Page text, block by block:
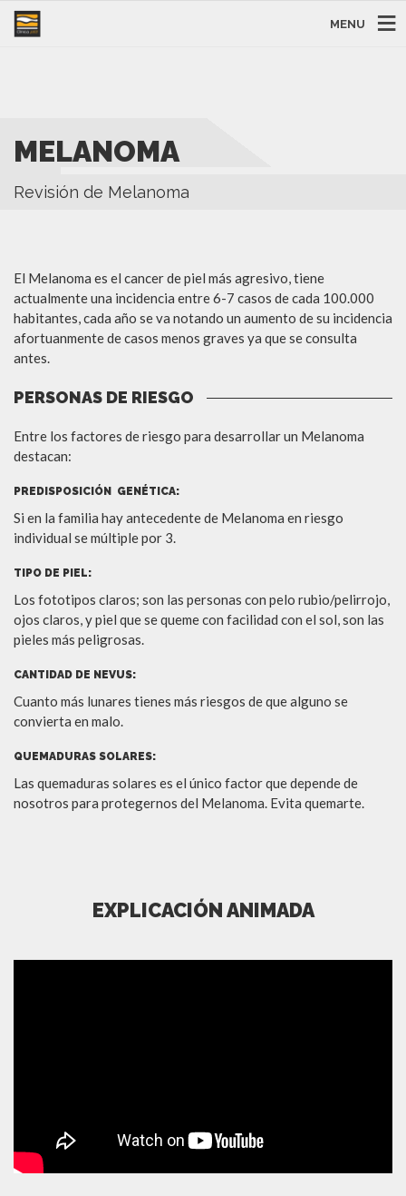
MENU
MELANOMA
Revisión de Melanoma
El Melanoma es el cancer de piel más agresivo, tiene
actualmente una incidencia entre 6-7 casos de cada 100.000
habitantes, cada año se va notando un aumento de su incidencia
afortuanmente de casos menos graves ya que se consulta
antes.
PERSONAS DE RIESGO
Entre los factores de riesgo para desarrollar un Melanoma
destacan:
PREDISPOSICIÓN GENÉTICA:
Si en la familia hay antecedente de Melanoma en riesgo
individual se múltiple por 3.
TIPO DE PIEL:
Los fototipos claros; son las personas con pelo rubio/pelirrojo,
ojos claros, y piel que se queme con facilidad con el sol, son las
pieles más peligrosas.
CANTIDAD DE NEVUS:
Cuanto más lunares tienes más riesgos de que alguno se
convierta en malo.
QUEMADURAS SOLARES:
Las quemaduras solares es el único factor que depende de
nosotros para protegernos del Melanoma. Evita quemarte.
EXPLICACIÓN ANIMADA